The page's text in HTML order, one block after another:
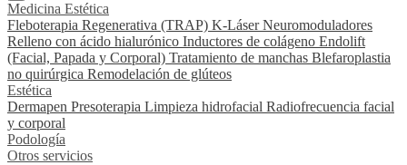
Medicina Estética
Fleboterapia Regenerativa (TRAP) K-LáserNeuromoduladores
Relleno con ácido hialurónico Inductores de colágeno Endolift
(Facial, Papada y Corporal) Tratamiento de manchas Blefaroplastia
no quirúrgica Remodelación de glúteos
Estética
Dermapen Presoterapia Limpieza hidrofacial Radiofrecuencia facial
y corporal
Podología
Otros servicios